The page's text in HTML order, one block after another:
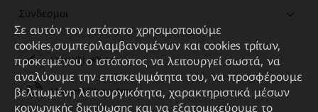
Σύνδεσμοι
HUAWEI eKit App
Huawei HiKnow App
Σε αυτόν τον ιστότοπο χρησιμοποιούμε
cookies,συμπεριλαμβανομένων και cookies τρίτων,
προκειμένου ο ιστότοπος να λειτουργεί σωστά, να
αναλύουμε την επισκεψιμότητα του, να προσφέρουμε
βελτιωμένη λειτουργικότητα, χαρακτηριστικά μέσων
κοινωνικής δικτύωσης και να εξατομικεύουμε το